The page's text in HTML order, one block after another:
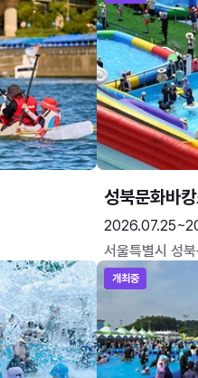
성북문화바
서울특별시 성
개최중